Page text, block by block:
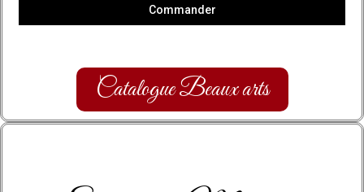
Commander
Catalogue Beaux arts